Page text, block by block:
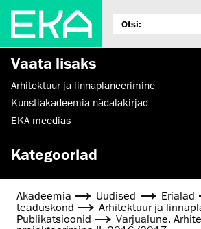
Vaata lisaks
Arhitektuur ja linnaplaneerimine
Kunstiakadeemia nädalakirjad
EKA meedias
Kategooriad
Akadeemia Uudised Erialad
teaduskond
Arhitektuur ja
Publikatsioonid
Varjualune.